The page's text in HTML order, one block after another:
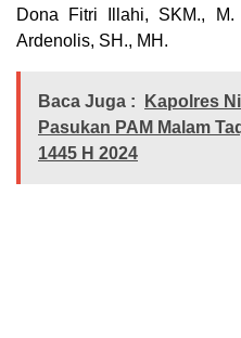
Dona Fitri Illahi, SKM.,
Ardenolis, SH., MH.
Baca Juga :
Kapolres
Pasukan PAM Malam
1445 H 2024